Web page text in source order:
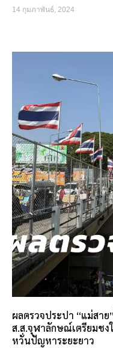
14 กุมภาพันธ์, 2024
ผลตรวจประปา “แม่สา
ส.ส.จุฬาลักษณ์เตรียมชง
หวั่นปัญหาระยะยาว